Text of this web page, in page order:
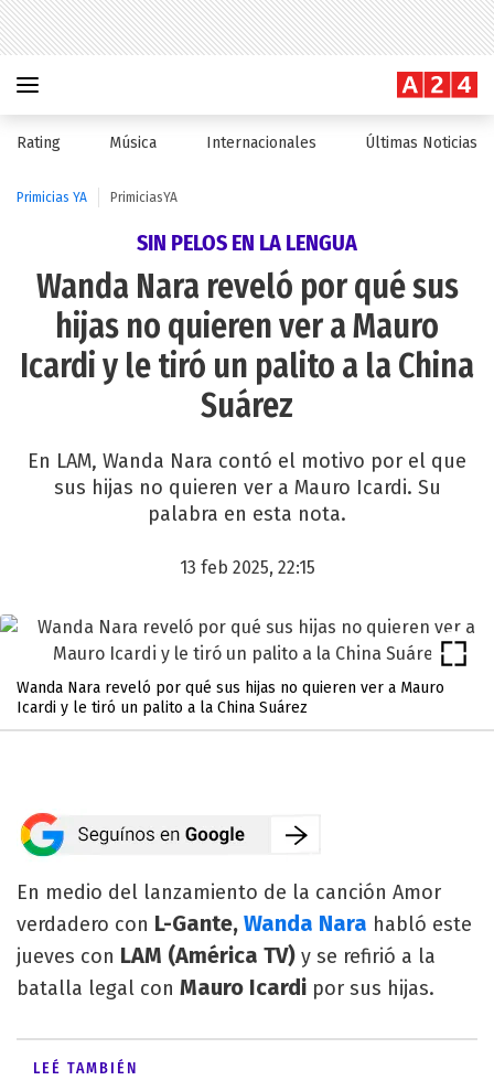
Rating Música Internacionales Últimas Noticias
Primicias YA PrimiciasYA
SIN PELOS EN LA LENGUA
Wanda Nara reveló por qué sus
hijas no quieren ver a Mauro
Icardi y le tiró un palito a la China
Suárez
En LAM, Wanda Nara contó el motivo por el que
sus hijas no quieren ver a Mauro Icardi. Su
palabra en esta nota.
13 feb 2025, 22:15
Wanda Nara reveló por qué sus hijas no quieren ver a Mauro
Icardi y le tiró un palito a la China Suárez
En medio del lanzamiento de la canción Amor
verdadero con L-Gante, Wanda Nara habló este
jueves con LAM (América TV) y se refirió a la
batalla legal con Mauro Icardi por sus hijas.
LEÉ TAMBIÉN